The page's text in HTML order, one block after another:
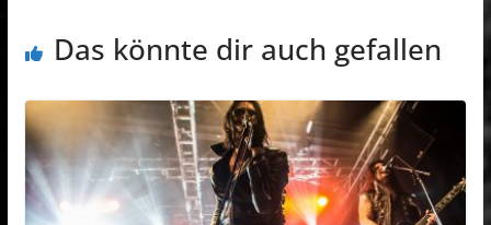
Das könnte dir auch gefallen